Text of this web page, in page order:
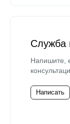
Служба
Напишите,
Написать